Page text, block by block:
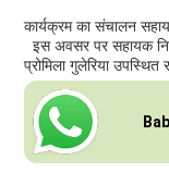
कार्यक्रम का संचालन
इस अवसर पर सहायक
प्रोमिला गुलेरिया